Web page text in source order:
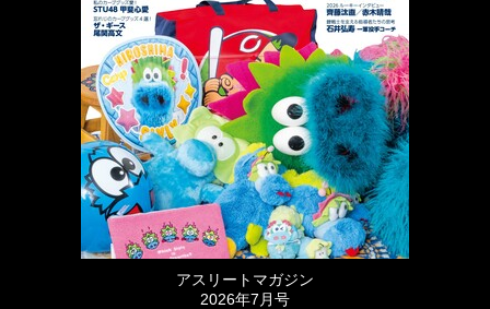
アスリートマガジン
2026年7月号